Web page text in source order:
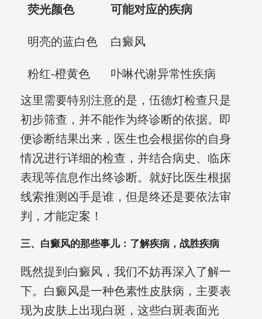
荧光颜色 可能对应的疾病
明亮的蓝白色 白癜风
粉红-橙黄色 卟啉代谢异常性疾病
这里需要特别注意的是，伍德灯检查只是
初步筛查，并不能作为终诊断的依据。即
便诊断结果出来，医生也会根据你的自身
情况进行详细的检查，并结合病史、临床
表现等信息作出终诊断。就好比医生根据
线索推测凶手是谁，但是终还是要依法审
判，才能定案！
三、白癜风的那些事儿：了解疾病，战胜疾病
既然提到白癜风，我们不妨再深入了解一
下。白癜风是一种色素性皮肤病，主要表
现为皮肤上出现白斑，这些白斑表面光